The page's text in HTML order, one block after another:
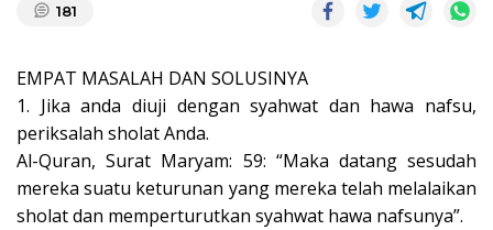
181
EMPAT MASALAH DAN SOLUSINYA
1. Jika anda diuji dengan syahwat dan hawa nafsu,
periksalah sholat Anda.
Al-Quran, Surat Maryam: 59: “Maka datang sesudah
mereka suatu keturunan yang mereka telah melalaikan
sholat dan memperturutkan syahwat hawa nafsunya”.